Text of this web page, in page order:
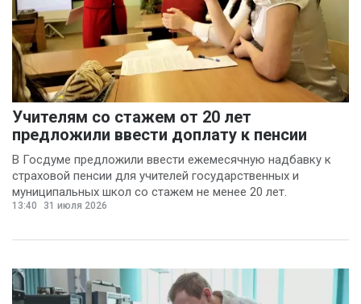
Попков Дмитрий
(3)
Василина Куклина
(2)
Галина Келехсаева
(2)
Денис Журавлев(2)
Евгений Сивайкин
(2)
Вадим Панов(1)
Учителям со стажем от 20 лет
предложили ввести доплату к пенсии
В Госдуме предложили ввести ежемесячную надбавку к
страховой пенсии для учителей государственных и
муниципальных школ со стажем не менее 20 лет.
13:40 31 июля 2026